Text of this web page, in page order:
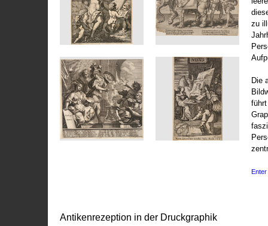
zu
Die
Enter
Antikenrezeption in der Druckgraphik